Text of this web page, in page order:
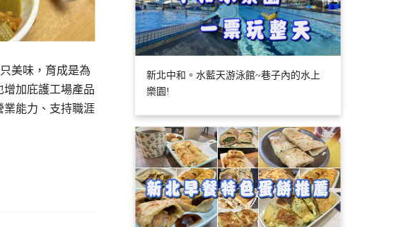
美味，育成是為
加庇護工場產品
業能力、支持職涯
新北中和。水藍天游泳館~巷子內的水上
樂園!